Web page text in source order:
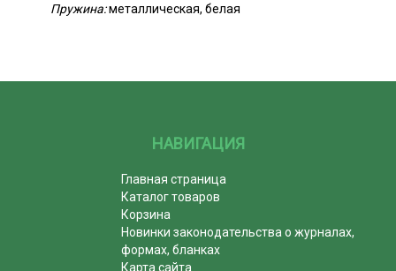
Пружина:металлическая, белая
НАВИГАЦИЯ
Главная страница
Каталог товаров
Корзина
Новинки законодательства о журналах,
формах, бланках
Карта сайта